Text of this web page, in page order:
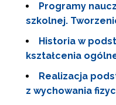
Programy
szkolnej.
Historia w
kształcenia
Realizacja
z wychowania